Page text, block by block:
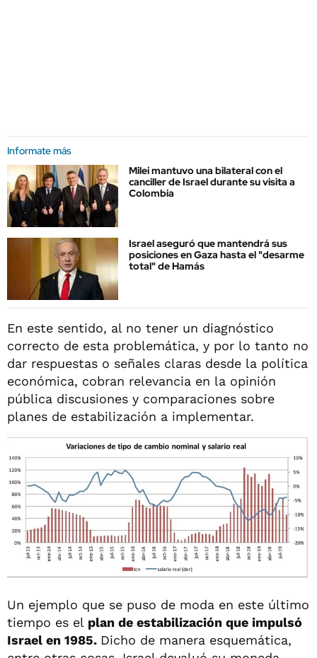
Informate más
Milei mantuvo una bilateral con el
canciller de Israel durante su visita a
Colombia
Israel aseguró que mantendrá sus
posiciones en Gaza hasta el "desarme
total" de Hamás
En este sentido, al no tener un diagnóstico
correcto de esta problemática, y por lo tanto no
dar respuestas o señales claras desde la política
económica, cobran relevancia en la opinión
pública discusiones y comparaciones sobre
planes de estabilización a implementar.
Un ejemplo que se puso de moda en este último
tiempo es el plan de estabilización que impulsó
Israel en 1985. Dicho de manera esquemática,